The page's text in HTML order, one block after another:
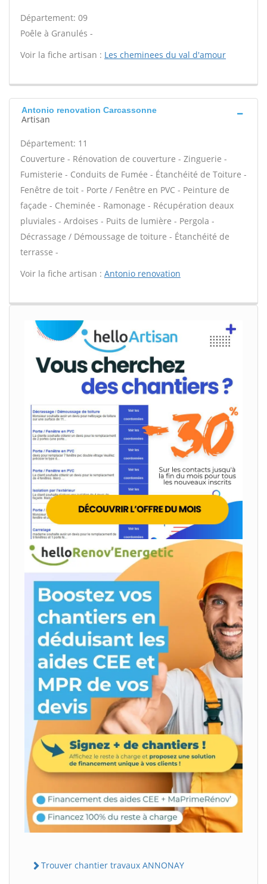
Département: 09
Poêle à Granulés -
Voir la fiche artisan : Les cheminees du val d'amour
Antonio renovation Carcassonne
Artisan
Département: 11
Couverture - Rénovation de couverture - Zinguerie -
Fumisterie - Conduits de Fumée - Étanchéité de Toiture -
Fenêtre de toit - Porte / Fenêtre en PVC - Peinture de
façade - Cheminée - Ramonage - Récupération deaux
pluviales - Ardoises - Puits de lumière - Pergola -
Décrassage / Démoussage de toiture - Étanchéité de
terrasse -
Voir la fiche artisan : Antonio renovation
Trouver chantier travaux ANNONAY